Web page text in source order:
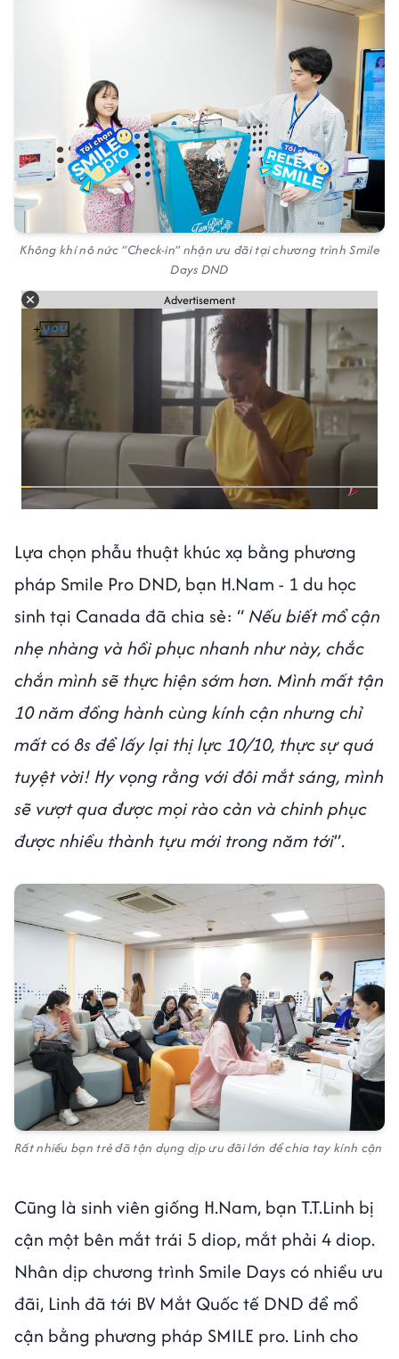
Không khí nô nức “Check-in” nhận ưu đãi tại chương trình Smile
Days DND
Advertisement
Lựa chọn phẫu thuật khúc xạ bằng phương
pháp Smile Pro DND, bạn H.Nam - 1 du học
sinh tại Canada đã chia sẻ: “ Nếu biết mổ cận
nhẹ nhàng và hồi phục nhanh như này, chắc
chắn mình sẽ thực hiện sớm hơn. Mình mất tận
10 năm đồng hành cùng kính cận nhưng chỉ
mất có 8s để lấy lại thị lực 10/10, thực sự quá
tuyệt vời! Hy vọng rằng với đôi mắt sáng, mình
sẽ vượt qua được mọi rào cản và chinh phục
được nhiều thành tựu mới trong năm tới”.
Rất nhiều bạn trẻ đã tận dụng dịp ưu đãi lớn để chia tay kính cận
Cũng là sinh viên giống H.Nam, bạn T.T.Linh bị
cận một bên mắt trái 5 diop, mắt phải 4 diop.
Nhân dịp chương trình Smile Days có nhiều ưu
đãi, Linh đã tới BV Mắt Quốc tế DND để mổ
cận bằng phương pháp SMILE pro. Linh cho